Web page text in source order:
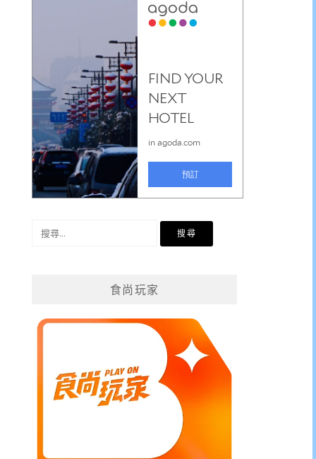
食尚玩家